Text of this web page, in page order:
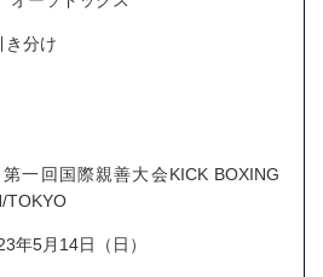
分け
際親善大会KICK BOXING
TOKYO
14日（日）